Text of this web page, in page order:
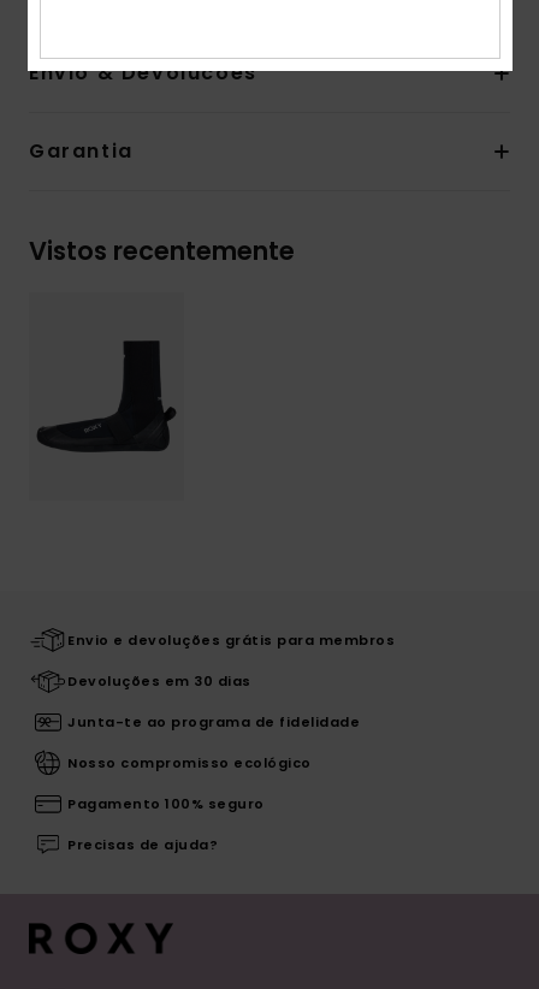
Envio & Devolucoes
Garantia
Vistos recentemente
Envio e devoluções grátis para membros
Devoluções em 30 dias
Junta-te ao programa de fidelidade
Nosso compromisso ecológico
Pagamento 100% seguro
Precisas de ajuda?